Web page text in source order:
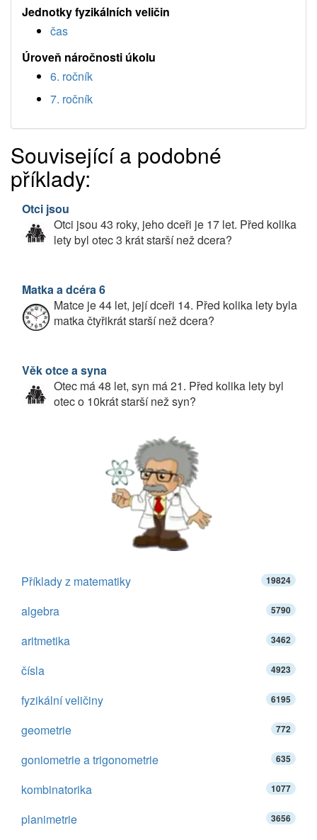
Jednotky fyzikálních veličin
čas
Úroveň náročnosti úkolu
6. ročník
7. ročník
Související a podobné
příklady:
Otci jsou
Otci jsou 43 roky, jeho dceři je 17 let. Před kolika
lety byl otec 3 krát starší než dcera?
Matka a dcéra 6
Matce je 44 let, její dceři 14. Před kolika lety byla
matka čtyřikrát starší než dcera?
Věk otce a syna
Otec má 48 let, syn má 21. Před kolika lety byl
otec o 10krát starší než syn?
Příklady z matematiky 19824
algebra 5790
aritmetika 3462
čísla 4923
fyzikální veličiny 6195
geometrie 772
goniometrie a trigonometrie 635
kombinatorika 1077
planimetrie 3656